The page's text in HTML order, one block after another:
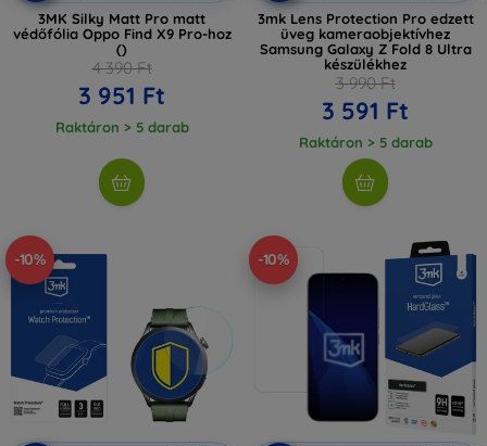
3MK Silky Matt Pro matt
védőfólia Oppo Find X9 Pro-hoz
()
4 390 Ft
3 951 Ft
Raktáron > 5 darab
3mk Lens Protection Pro edzett
üveg kameraobjektívhez
Samsung Galaxy Z Fold 8 Ultra
készülékhez
3 990 Ft
3 591 Ft
Raktáron > 5 darab
-10% -10%